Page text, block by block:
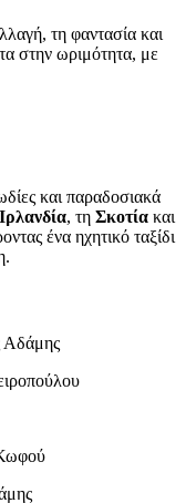
τη φαντασία και
στην ωριμότητα, με
και παραδοσιακά
Ιρλανδία, τη Σκοτία και
ένα ηχητικό ταξίδι
Αδάμης
Κωφού